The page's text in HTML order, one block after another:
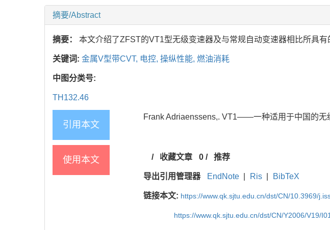
摘要/Abstract
摘要： 本文介绍了ZFST的VT1型无级变速器及与常规自动变速器相比所具
关键词: 金属V型带CVT, 电控, 操纵性能, 燃油消耗
中图分类号:
TH132.46
引用本文
Frank Adriaenssens,. VT1——一种适用于中国的无
使用本文 / 收藏文章 0/ 推荐
导出引用管理器 EndNote Ris BibTeX
链接本文: https://www.qk.sjtu.edu.cn/dst/CN/10.3969/
https://www.qk.sjtu.edu.cn/dst/CN/Y2006/V19/